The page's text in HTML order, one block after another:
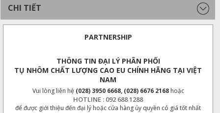
CHI TIẾT
PARTNERSHIP
THÔNG TIN ĐẠI LÝ PHÂN PHỐI
TỤ NHÔM CHẤT LƯỢNG CAO EU CHÍNH HÃNG TẠI VIỆT
NAM
Vui lòng liên hệ (028) 3950 6668, (028) 6676 2168hoặc
HOTLINE : 092 688 1288
để được giới thiệu đến đại lý hoặc cửa hàng ủy quyền có giá tốt nhất